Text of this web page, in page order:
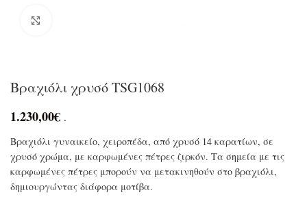
Βραχιόλι χρυσό TSG1068
1.230,00€ .
Βραχιόλι γυναικείο, χειροπέδα, από χρυσό 14 καρατίων, σε
χρυσό χρώμα, με καρφωμένες πέτρες ζιρκόν. Τα σημεία με τις
καρφωμένες πέτρες μπορούν να μετακινηθούν στο βραχιόλι,
δημιουργώντας διάφορα μοτίβα.